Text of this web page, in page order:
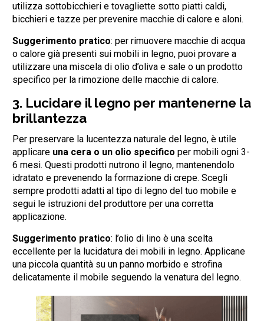
utilizza sottobicchieri e tovagliette sotto piatti caldi,
bicchieri e tazze per prevenire macchie di calore e aloni.
Suggerimento pratico: per rimuovere macchie di acqua
o calore già presenti sui mobili in legno, puoi provare a
utilizzare una miscela di olio d’oliva e sale o un prodotto
specifico per la rimozione delle macchie di calore.
3. Lucidare il legno per mantenerne la
brillantezza
Per preservare la lucentezza naturale del legno, è utile
applicare una cera o un olio specifico per mobili ogni 3-
6 mesi. Questi prodotti nutrono il legno, mantenendolo
idratato e prevenendo la formazione di crepe. Scegli
sempre prodotti adatti al tipo di legno del tuo mobile e
segui le istruzioni del produttore per una corretta
applicazione.
Suggerimento pratico: l’olio di lino è una scelta
eccellente per la lucidatura dei mobili in legno. Applicane
una piccola quantità su un panno morbido e strofina
delicatamente il mobile seguendo la venatura del legno.